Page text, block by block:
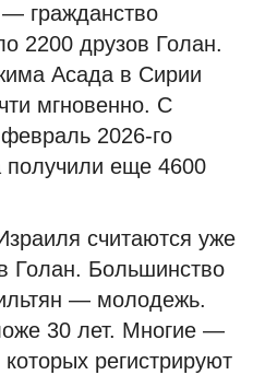
гражданство
2200 друзов Голан.
Асада в Сирии
мгновенно. С
2026-го
получили еще 4600
считаются уже
Голан. Большинство
— молодежь.
30 лет. Многие —
регистрируют